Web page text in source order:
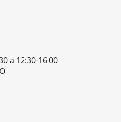
a 12:30-16:00